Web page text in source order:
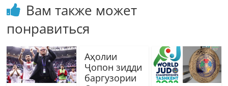
Вам также может
понравиться
Аҳолии
Ҷопон зидди
баргузории